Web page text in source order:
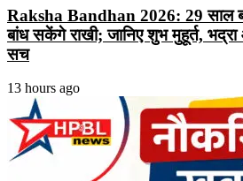
Raksha Bandhan 2026: 29 साल
बांध सकेंगे राखी; जानिए शुभ मुहूर्त,
सच
13 hours ago